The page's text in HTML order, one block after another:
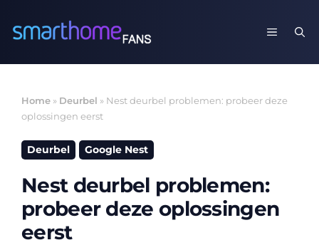
naar
MENU
Home » Deurbel » Nest deurbel problemen: probeer deze
oplossingen eerst
Deurbel Google Nest
Nest deurbel problemen:
probeer deze oplossingen
eerst